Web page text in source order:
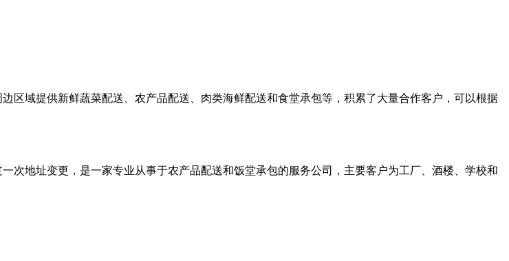
区域提供新鲜蔬菜配送、农产品配送、肉类海鲜配送和食堂承包等，积累了大量合作客户，可以根据
次地址变更，是一家专业从事于农产品配送和饭堂承包的服务公司，主要客户为工厂、酒楼、学校和